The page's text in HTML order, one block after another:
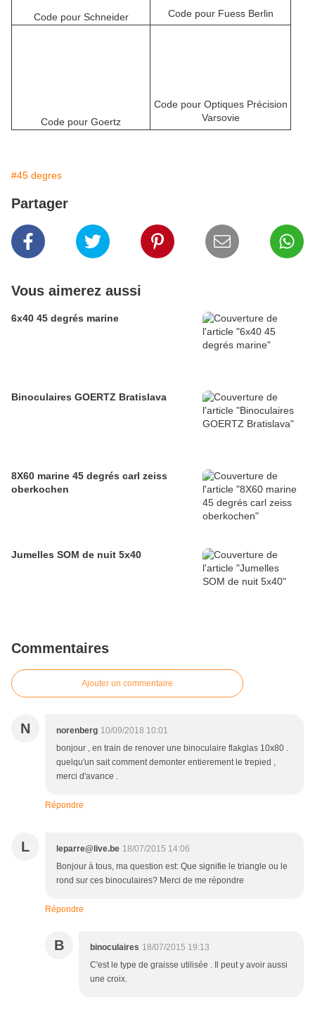
Code pour Schneider Code pour Fuess Berlin
Code pour Goertz
Code pour Optiques Précision
Varsovie
#45 degres
Partager
Vous aimerez aussi
6x40 45 degrés marine
Binoculaires GOERTZ Bratislava
8X60 marine 45 degrés carl zeiss
oberkochen
Jumelles SOM de nuit 5x40
Commentaires
Ajouter un commentaire
N norenberg 10/09/2018 10:01
bonjour , en train de renover une binoculaire flakglas 10x80 .
quelqu'un sait comment demonter entierement le trepied ,
merci d'avance .
Répondre
L leparre@live.be 18/07/2015 14:06
Bonjour à tous, ma question est: Que signifie le triangle ou le
rond sur ces binoculaires? Merci de me répondre
Répondre
B binoculaires 18/07/2015 19:13
C'est le type de graisse utilisée . Il peut y avoir aussi
une croix.